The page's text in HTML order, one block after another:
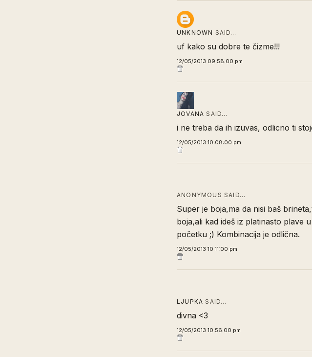
UNKNOWN SAID…
uf kako su dobre te čizme!!!
12/05/2013 09:58:00 pm
JOVANA SAID…
i ne treba da ih izuvas, odlicno ti
12/05/2013 10:08:00 pm
ANONYMOUS SAID…
Super je boja,ma da nisi baš
boja,ali kad ideš iz platinasto plave
početku ;) Kombinacija je odlična.
12/05/2013 10:11:00 pm
LJUPKA SAID…
divna <3
12/05/2013 10:56:00 pm